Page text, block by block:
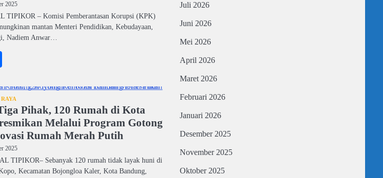
2025
TIPIKOR – Komisi Pemberantasan Korupsi (KPK)
mantan Menteri Pendidikan, Kebudayaan,
Nadiem Anwar…
Pihak, 120 Rumah di Kota
Melalui Program Gotong
Rumah Merah Putih
2025
TIPIKOR– Sebanyak 120 rumah tidak layak huni di
Kecamatan Bojongloa Kaler, Kota Bandung,
Juli 2026
Juni 2026
Mei 2026
April 2026
Maret 2026
Februari 2026
Januari 2026
Desember 2025
November 2025
Oktober 2025